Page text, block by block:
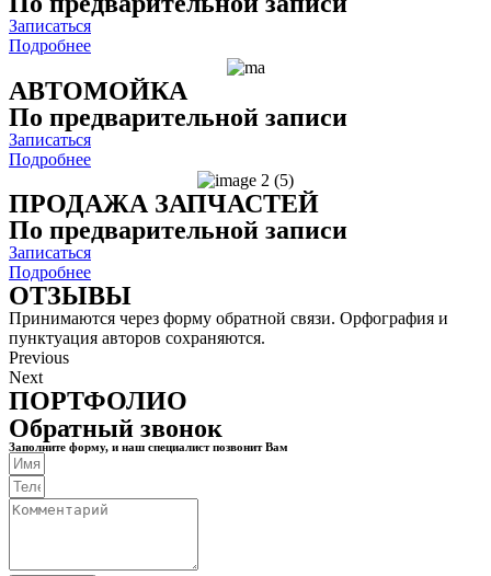
Записаться
Подробнее
АВТОМОЙКА
По предварительной записи
Записаться
Подробнее
ПРОДАЖА ЗАПЧАСТЕЙ
По предварительной записи
Записаться
Подробнее
ОТЗЫВЫ
Принимаются через форму обратной связи. Орфография и
пунктуация авторов сохраняются.
Previous
Next
ПОРТФОЛИО
Обратный звонок
Заполните форму, и наш специалист позвонит Вам